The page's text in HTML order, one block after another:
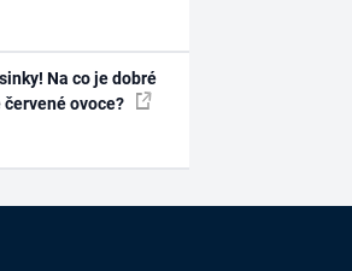
Na co je dobré
červené ovoce?